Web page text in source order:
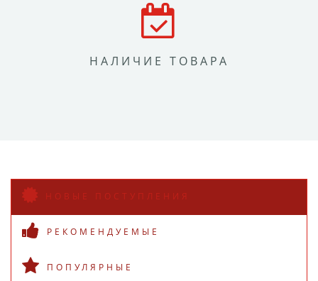
НАЛИЧИЕ ТОВАРА
НОВЫЕ ПОСТУПЛЕНИЯ
РЕКОМЕНДУЕМЫЕ
ПОПУЛЯРНЫЕ